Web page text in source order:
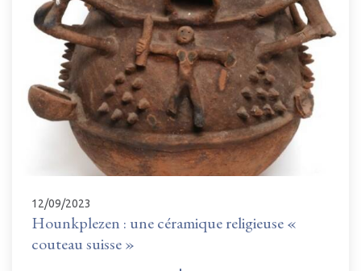
12/09/2023
Hounkplezen : une céramique religieuse «
couteau suisse »